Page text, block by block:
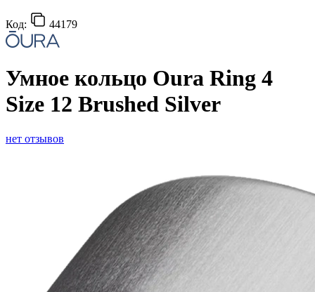
Код: 44179
Умное кольцо Oura Ring 4
Size 12 Brushed Silver
нет отзывов